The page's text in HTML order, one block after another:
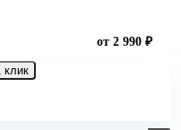
от 2 990 ₽
клик